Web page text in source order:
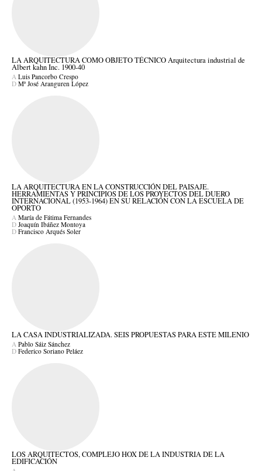
LA ARQUITECTURA COMO OBJETO TÉCNICO Arquitectura industrial de
Albert kahn Inc. 1900-40
A Luis Pancorbo Crespo
D Mª José Aranguren López
LA ARQUITECTURA EN LA CONSTRUCCIÓN DEL PAISAJE.
HERRAMIENTAS Y PRINCIPIOS DE LOS PROYECTOS DEL DUERO
INTERNACIONAL (1953-1964) EN SU RELACIÓN CON LA ESCUELA DE
OPORTO
A María de Fátima Fernandes
D Joaquín Ibáñez Montoya
D Francisco Arqués Soler
LA CASA INDUSTRIALIZADA. SEIS PROPUESTAS PARA ESTE MILENIO
A Pablo Sáiz Sánchez
D Federico Soriano Peláez
LOS ARQUITECTOS, COMPLEJO HOX DE LA INDUSTRIA DE LA
EDIFICACIÓN